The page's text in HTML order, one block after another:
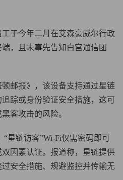
于今年二月在艾森豪威尔行政
，且未事先告知白宫通信团
邮报》，该设备支持通过星链
踪或身份验证安全措施，这可
客攻击的风险。
星链访客”Wi-Fi仅需密码即可
因素认证。报道称，星链提供
安全措施、规避监控并传输无